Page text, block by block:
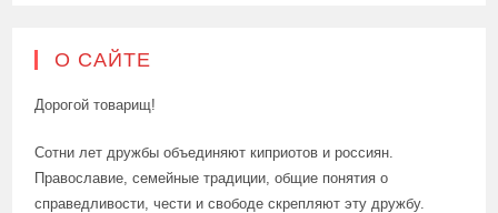
О САЙТЕ
Дорогой товарищ!
Сотни лет дружбы объединяют киприотов и россиян.
Православие, семейные традиции, общие понятия о
справедливости, чести и свободе скрепляют эту дружбу.